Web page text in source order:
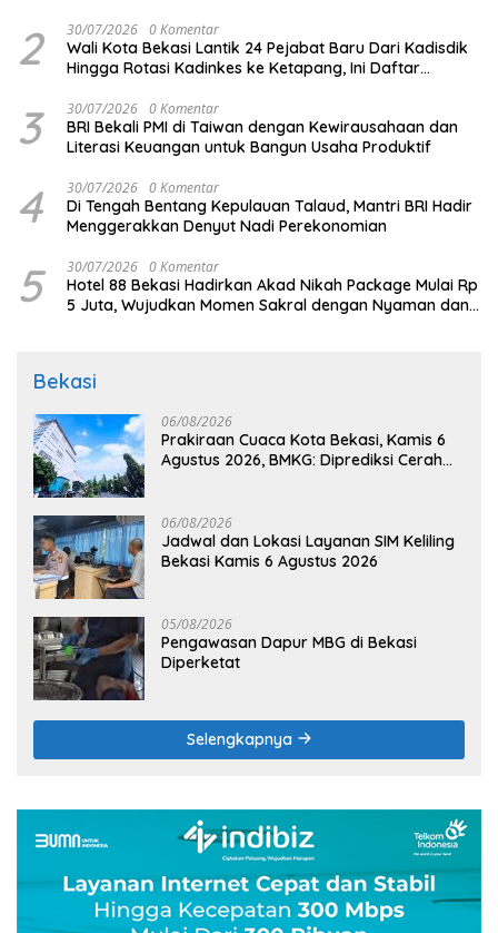
2 30/07/2026 0 Komentar
Wali Kota Bekasi Lantik 24 Pejabat Baru Dari Kadisdik
Hingga Rotasi Kadinkes ke Ketapang, Ini Daftar
3 30/07/2026 0 Komentar
BRI Bekali PMI di Taiwan dengan Kewirausahaan dan
Literasi Keuangan untuk Bangun Usaha Produktif
4 30/07/2026 0 Komentar
Di Tengah Bentang Kepulauan Talaud, Mantri BRI Hadir
Menggerakkan Denyut Nadi Perekonomian
5 30/07/2026 0 Komentar
Hotel 88 Bekasi Hadirkan Akad Nikah Package Mulai Rp
5 Juta, Wujudkan Momen Sakral dengan Nyaman dan
Bekasi
06/08/2026
Prakiraan Cuaca Kota Bekasi, Kamis 6
Agustus 2026, BMKG: Diprediksi Cerah
06/08/2026
Jadwal dan Lokasi Layanan SIM Keliling
Bekasi Kamis 6 Agustus 2026
05/08/2026
Pengawasan Dapur MBG di Bekasi
Diperketat
Selengkapnya